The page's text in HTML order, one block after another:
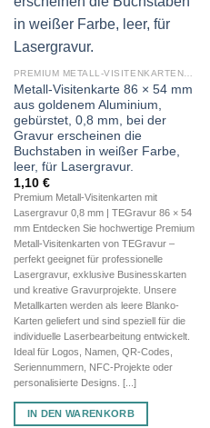
Metall-Visitenkarte 86 × 54 mm
aus goldenem Aluminium,
gebürstet, 0,8 mm, bei der
Gravur erscheinen die
Buchstaben in weißer Farbe,
leer, für Lasergravur.
1,10 €
Premium Metall-Visitenkarten mit
Lasergravur 0,8 mm | TEGravur 86 × 54
mm Entdecken Sie hochwertige Premium
Metall-Visitenkarten von TEGravur –
perfekt geeignet für professionelle
Lasergravur, exklusive Businesskarten
und kreative Gravurprojekte. Unsere
Metallkarten werden als leere Blanko-
Karten geliefert und sind speziell für die
individuelle Laserbearbeitung entwickelt.
Ideal für Logos, Namen, QR-Codes,
Seriennummern, NFC-Projekte oder
personalisierte Designs. [...]
IN DEN WARENKORB